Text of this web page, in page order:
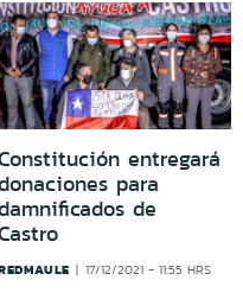
entregará
para
de
17/12/2021 - 11:55 HRS